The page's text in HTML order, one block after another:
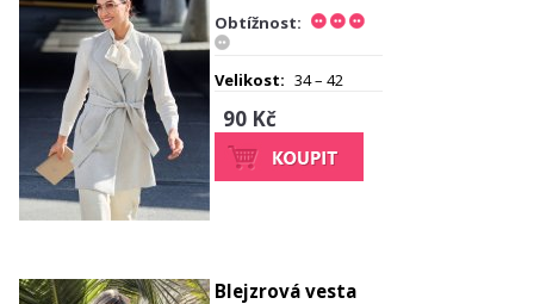
Obtížnost:
Velikost: 34 – 42
90 Kč
Blejzrová vesta